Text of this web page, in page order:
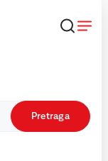
Pretraga